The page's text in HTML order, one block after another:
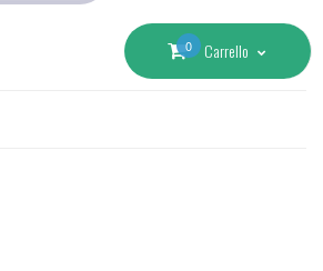
0 Carrello